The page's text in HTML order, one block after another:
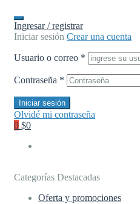
Ingresar / registrar
Iniciar sesión Crear una cuenta
Usuario o correo *
Contraseña *
Iniciar sesión
Olvidé mi contraseña
0 $0
Categorías Destacadas
Oferta y promociones